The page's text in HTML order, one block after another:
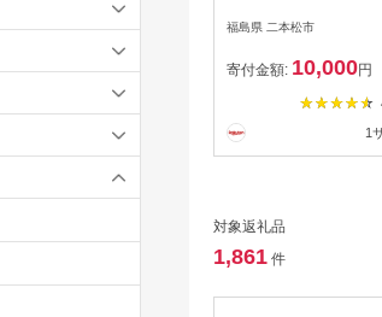
ソース付 福島県
国産牛 赤身 小分
低温調理 エム牧
すすめ ギフト ふ
税 ふくしま 二本
福島県 二本松市
寄付金額: 10,000円
1
対象返礼品
1,861 件